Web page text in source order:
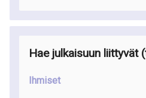
Hae julkaisuun liittyvät
Ihmiset